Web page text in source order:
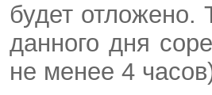
будет
данного дня
не менее 4